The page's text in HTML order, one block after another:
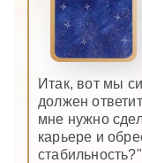
Итак, вот мы
должен
мне нужно
карьере и